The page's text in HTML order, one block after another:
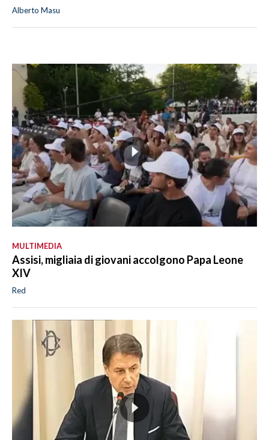
Alberto Masu
MULTIMEDIA
Assisi, migliaia di giovani accolgono Papa Leone
XIV
Red